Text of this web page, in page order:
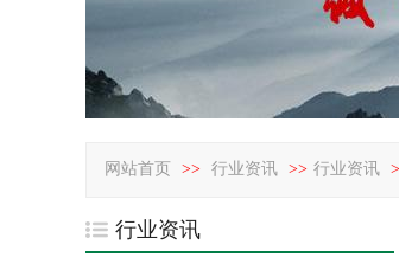
网站首页 >> 行业资讯 >> 行业资讯
行业资讯